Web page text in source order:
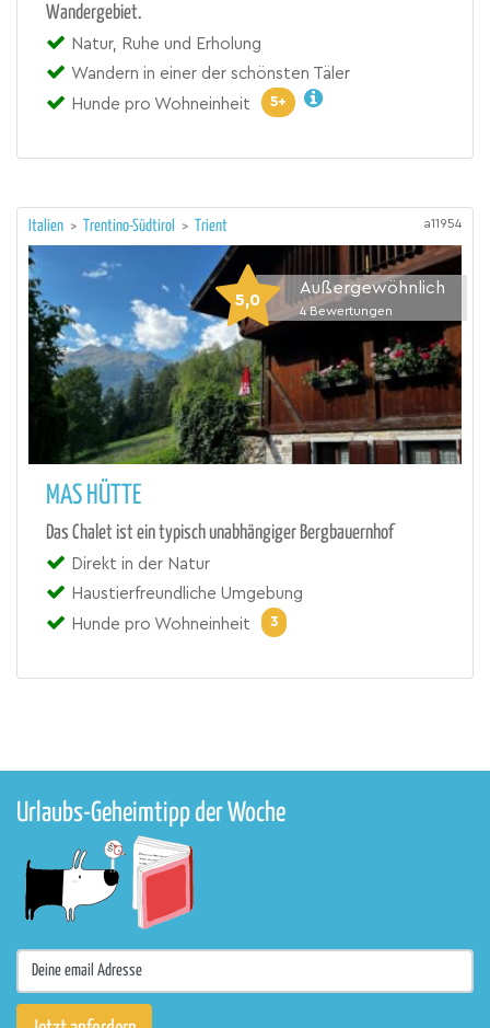
Wandergebiet.
Natur, Ruhe und Erholung
Wandern in einer der schönsten Täler
Hunde pro Wohneinheit
5+
Italien > Trentino-Südtirol > Trient a11954
5,0
Außergewöhnlich
4 Bewertungen
MAS HÜTTE
Das Chalet ist ein typisch unabhängiger Bergbauernhof
Direkt in der Natur
Haustierfreundliche Umgebung
Hunde pro Wohneinheit
3
Urlaubs-Geheimtipp der Woche